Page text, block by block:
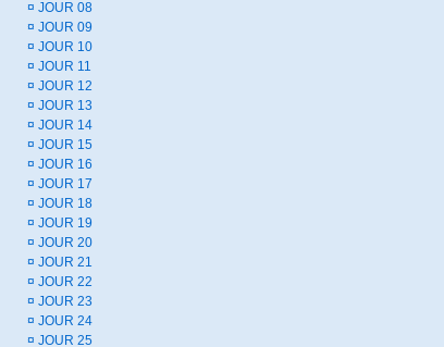
¤ JOUR 08
¤ JOUR 09
¤ JOUR 10
¤ JOUR 11
¤ JOUR 12
¤ JOUR 13
¤ JOUR 14
¤ JOUR 15
¤ JOUR 16
¤ JOUR 17
¤ JOUR 18
¤ JOUR 19
¤ JOUR 20
¤ JOUR 21
¤ JOUR 22
¤ JOUR 23
¤ JOUR 24
¤ JOUR 25